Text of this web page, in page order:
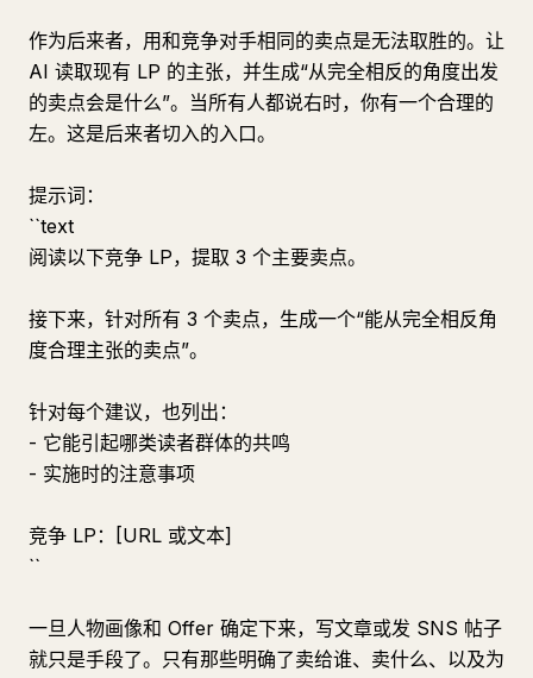
作为后来者，用和竞争对手相同的卖点是无法取胜的。让
AI 读取现有 LP 的主张，并生成“从完全相反的角度出发
的卖点会是什么”。当所有人都说右时，你有一个合理的
左。这是后来者切入的入口。
提示词：
``text
阅读以下竞争 LP，提取 3 个主要卖点。
接下来，针对所有 3 个卖点，生成一个“能从完全相反角
度合理主张的卖点”。
针对每个建议，也列出：
- 它能引起哪类读者群体的共鸣
- 实施时的注意事项
竞争 LP：[URL 或文本]
``
一旦人物画像和 Offer 确定下来，写文章或发 SNS 帖子
就只是手段了。只有那些明确了卖给谁、卖什么、以及为